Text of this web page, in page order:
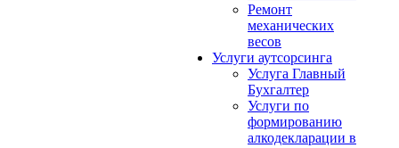
Ремонт
механических
весов
Услуги аутсорсинга
Услуга Главный
Бухгалтер
Услуги по
формированию
алкодекларации в